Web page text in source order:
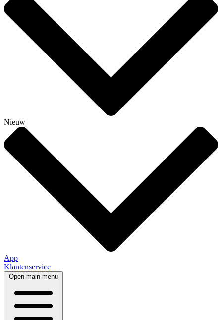
Nieuw
App
Klantenservice
Open main menu